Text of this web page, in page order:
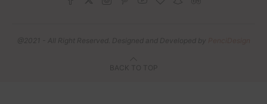
@2021 - All Right Reserved. Designed and Developed by
BACK TO TOP